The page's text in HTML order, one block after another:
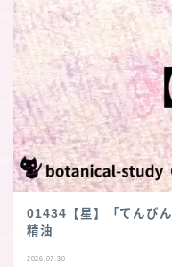
01434【星】「てんび
精油
2026.07.30